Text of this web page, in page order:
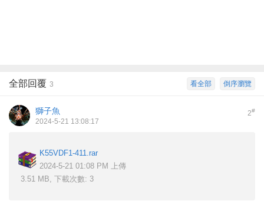
倒序瀏覽
看全部
全部回覆 3
2#
獅子魚
2024-5-21 13:08:17
K55VDF1-411.rar
2024-5-21 01:08 PM 上傳
3.51 MB, 下載次數: 3